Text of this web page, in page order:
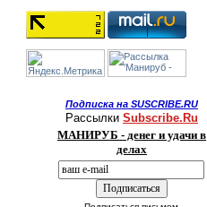
Подписка на SUSCRIBE.RU
Рассылки Subscribe.Ru
МАНИРУБ - денег и удачи в
делах